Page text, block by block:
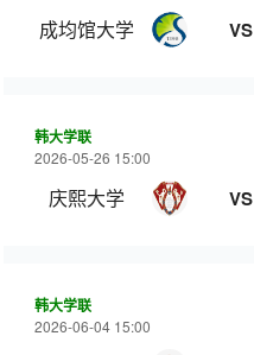
成均馆大学 VS
韩大学联
2026-05-26 15:00
庆熙大学 VS
韩大学联
2026-06-04 15:00